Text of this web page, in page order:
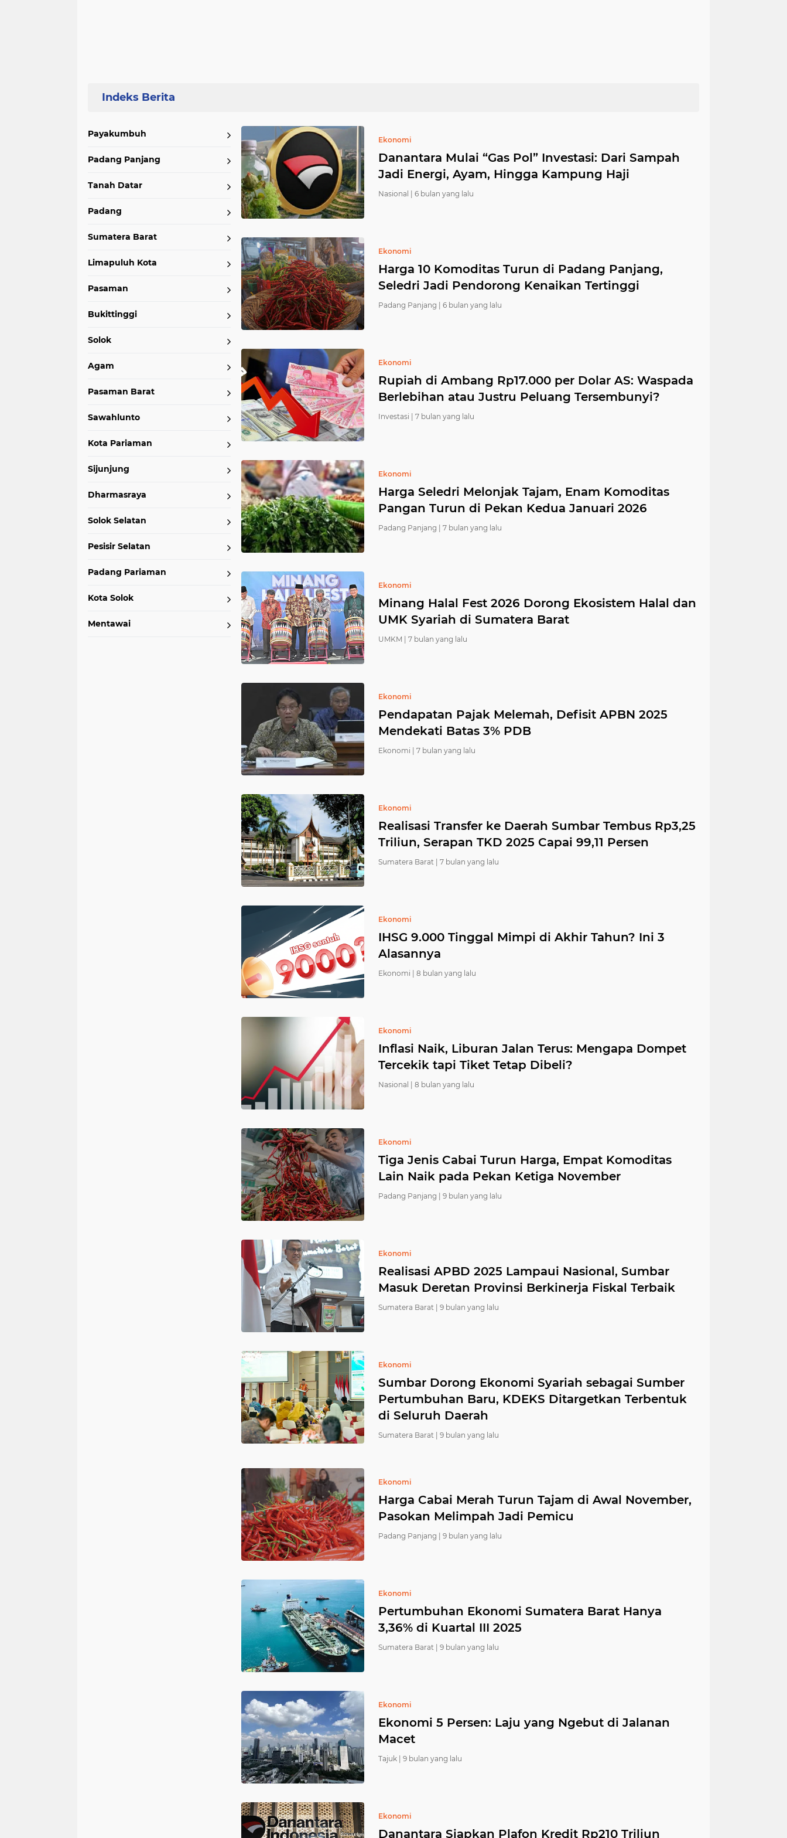
Payakumbuh
Padang Panjang
Tanah Datar
Padang
Sumatera Barat
Limapuluh Kota
Pasaman
Bukittinggi
Solok
Agam
Pasaman Barat
Sawahlunto
Kota Pariaman
Sijunjung
Dharmasraya
Solok Selatan
Pesisir Selatan
Padang Pariaman
Kota Solok
Mentawai
Ekonomi
Danantara Mulai “Gas Pol” Investasi: Dari Sampah
Jadi Energi, Ayam, Hingga Kampung Haji
Nasional | 6 bulan yang lalu
Ekonomi
Harga 10 Komoditas Turun di Padang Panjang,
Seledri Jadi Pendorong Kenaikan Tertinggi
Padang Panjang | 6 bulan yang lalu
Ekonomi
Rupiah di Ambang Rp17.000 per Dolar AS: Waspada
Berlebihan atau Justru Peluang Tersembunyi?
Investasi | 7 bulan yang lalu
Ekonomi
Harga Seledri Melonjak Tajam, Enam Komoditas
Pangan Turun di Pekan Kedua Januari 2026
Padang Panjang | 7 bulan yang lalu
Ekonomi
Minang Halal Fest 2026 Dorong Ekosistem Halal dan
UMK Syariah di Sumatera Barat
UMKM | 7 bulan yang lalu
Ekonomi
Pendapatan Pajak Melemah, Defisit APBN 2025
Mendekati Batas 3% PDB
Ekonomi | 7 bulan yang lalu
Ekonomi
Realisasi Transfer ke Daerah Sumbar Tembus Rp3,25
Triliun, Serapan TKD 2025 Capai 99,11 Persen
Sumatera Barat | 7 bulan yang lalu
Ekonomi
IHSG 9.000 Tinggal Mimpi di Akhir Tahun? Ini 3
Alasannya
Ekonomi | 8 bulan yang lalu
Ekonomi
Inflasi Naik, Liburan Jalan Terus: Mengapa Dompet
Tercekik tapi Tiket Tetap Dibeli?
Nasional | 8 bulan yang lalu
Ekonomi
Tiga Jenis Cabai Turun Harga, Empat Komoditas
Lain Naik pada Pekan Ketiga November
Padang Panjang | 9 bulan yang lalu
Ekonomi
Realisasi APBD 2025 Lampaui Nasional, Sumbar
Masuk Deretan Provinsi Berkinerja Fiskal Terbaik
Sumatera Barat | 9 bulan yang lalu
Ekonomi
Sumbar Dorong Ekonomi Syariah sebagai Sumber
Pertumbuhan Baru, KDEKS Ditargetkan Terbentuk
di Seluruh Daerah
Sumatera Barat | 9 bulan yang lalu
Ekonomi
Harga Cabai Merah Turun Tajam di Awal November,
Pasokan Melimpah Jadi Pemicu
Padang Panjang | 9 bulan yang lalu
Ekonomi
Pertumbuhan Ekonomi Sumatera Barat Hanya
3,36% di Kuartal III 2025
Sumatera Barat | 9 bulan yang lalu
Ekonomi
Ekonomi 5 Persen: Laju yang Ngebut di Jalanan
Macet
Tajuk | 9 bulan yang lalu
Ekonomi
Danantara Siapkan Plafon Kredit Rp210 Triliun